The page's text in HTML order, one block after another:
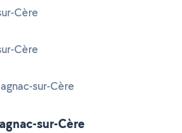
Cère
Cère
sur-Cère
sur-Cère